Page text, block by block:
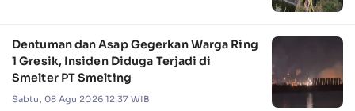
Dentuman dan Asap Gegerkan Warga Ring
1 Gresik, Insiden Diduga Terjadi di
Smelter PT Smelting
Sabtu, 08 Agu 2026 12:37 WIB